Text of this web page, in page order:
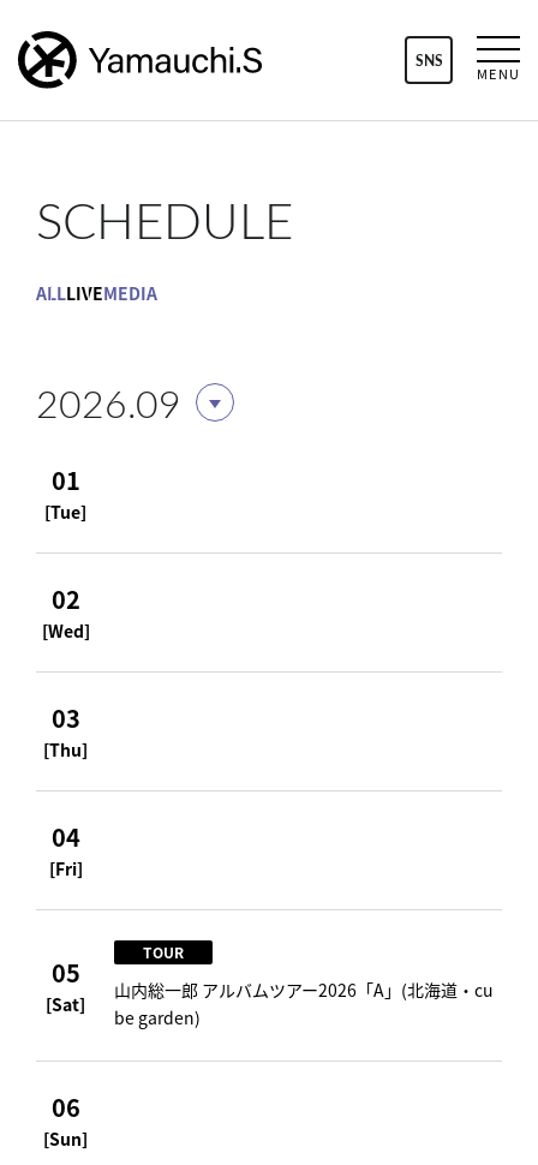
SNS
MENU
SCHEDULE
ALLLIVEMEDIA
2026.09
01
[Tue]
02
[Wed]
03
[Thu]
04
[Fri]
05
[Sat]
TOUR
山内総一郎 アルバムツアー2026「A」(北海道・cu
be garden)
06
[Sun]